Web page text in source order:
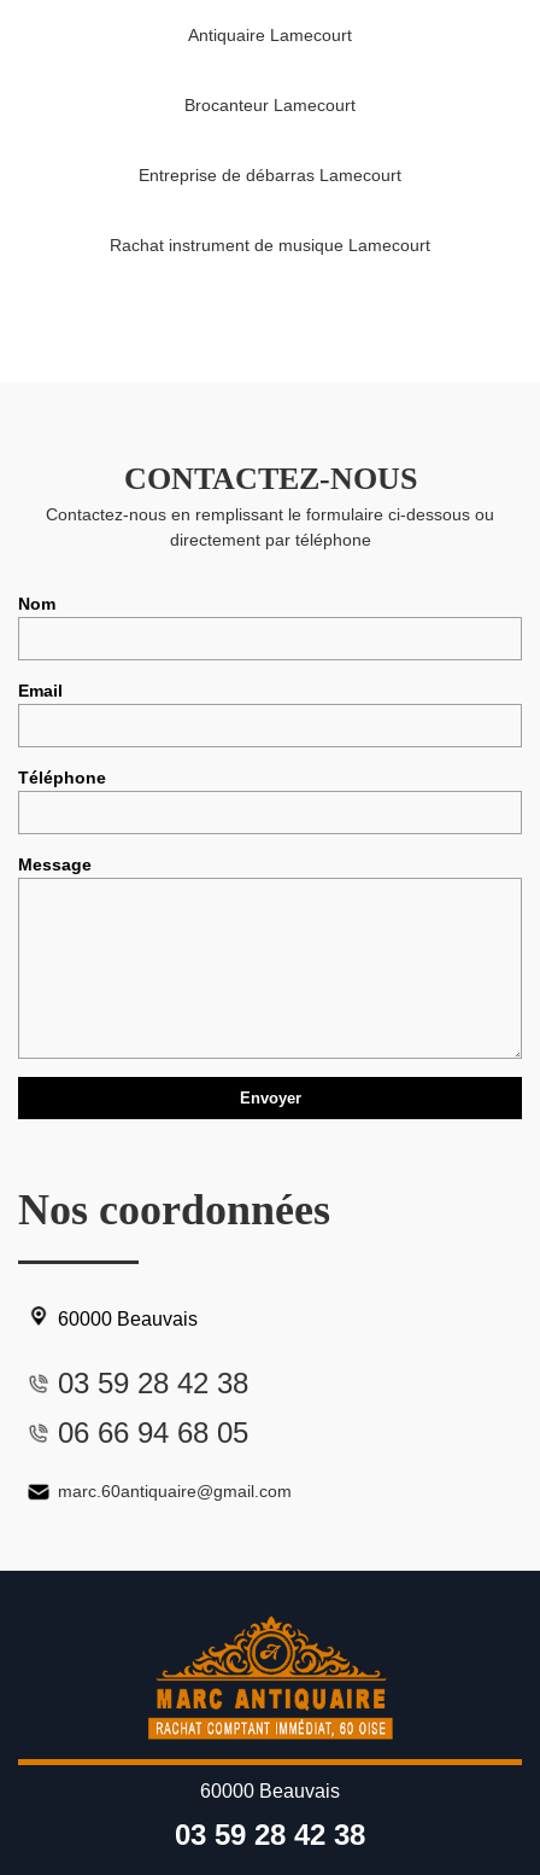
Antiquaire Lamecourt
Brocanteur Lamecourt
Entreprise de débarras Lamecourt
Rachat instrument de musique Lamecourt
CONTACTEZ-NOUS
Contactez-nous en remplissant le formulaire ci-dessous ou
directement par téléphone
Nom
Email
Téléphone
Message
Nos coordonnées
60000 Beauvais
03 59 28 42 38
06 66 94 68 05
marc.60antiquaire@gmail.com
60000 Beauvais
03 59 28 42 38